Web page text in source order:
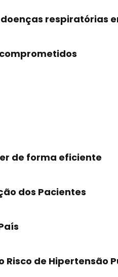
respiratórias
de forma eficiente
dos Pacientes
Risco de Hipertensão